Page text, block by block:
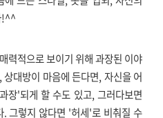
!^^
력적으로 보이기 위해 과장된 이야
대방이 마음에 든다면, 자신을 어
장'되게 할 수도 있고, 그러다보면
그렇지 않다면 '허세'로 비춰질 수